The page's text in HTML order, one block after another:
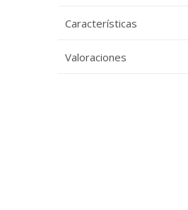
Características
Valoraciones